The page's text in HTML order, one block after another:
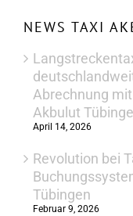
NEWS TAXI
Abrechnung
Akbulut
April 14, 2026
Revolution bei
Tübingen
Februar 9, 2026